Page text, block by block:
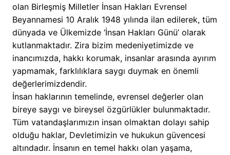
olan Birleşmiş Milletler İnsan Hakları Evrensel
Beyannamesi 10 Aralık 1948 yılında ilan edilerek, tüm
dünyada ve Ülkemizde ‘İnsan Hakları Günü’ olarak
kutlanmaktadır. Zira bizim medeniyetimizde ve
inancımızda, hakkı korumak, insanlar arasında ayırım
yapmamak, farklılıklara saygı duymak en önemli
değerlerimizdendir.
İnsan haklarının temelinde, evrensel değerler olan
bireye saygı ve bireysel özgürlükler bulunmaktadır.
Tüm vatandaşlarımızın insan olmaktan dolayı sahip
olduğu haklar, Devletimizin ve hukukun güvencesi
altındadır. İnsanın en temel hakkı olan yaşama,